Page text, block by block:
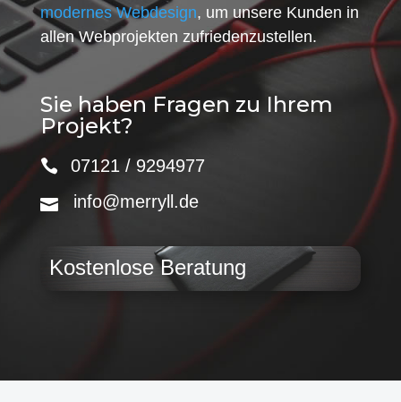
modernes Webdesign, um unsere Kunden in
allen Webprojekten zufriedenzustellen.
Sie haben Fragen zu Ihrem
Projekt?
07121 / 9294977
info@merryll.de
Kostenlose Beratung